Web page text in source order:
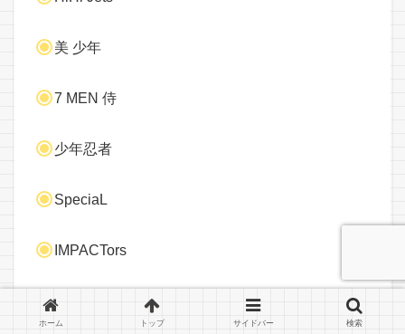
美 少年
7 MEN 侍
少年忍者
SpeciaL
IMPACTors
Go!Go!kids
ホーム トップ サイドバー 検索